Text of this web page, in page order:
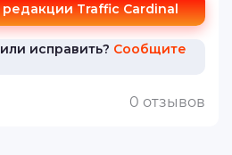
редакции Traffic Cardinal
исправить? Сообщите
0 отзывов